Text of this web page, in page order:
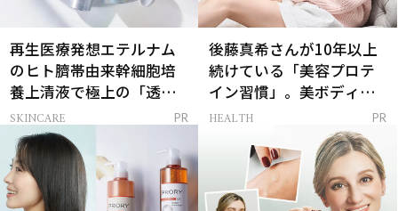
再生医療発想エテルナム
のヒト臍帯由来幹細胞培
養上清液で極上の「透明
感ハリ肌」へ
SKINCARE PR
後藤真希さんが10年以上
続けている「美容プロテ
イン習慣」。美ボディを
支える朝ルーティンと
HEALTH PR